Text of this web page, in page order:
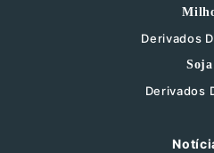
Derivados
Soja
Derivados